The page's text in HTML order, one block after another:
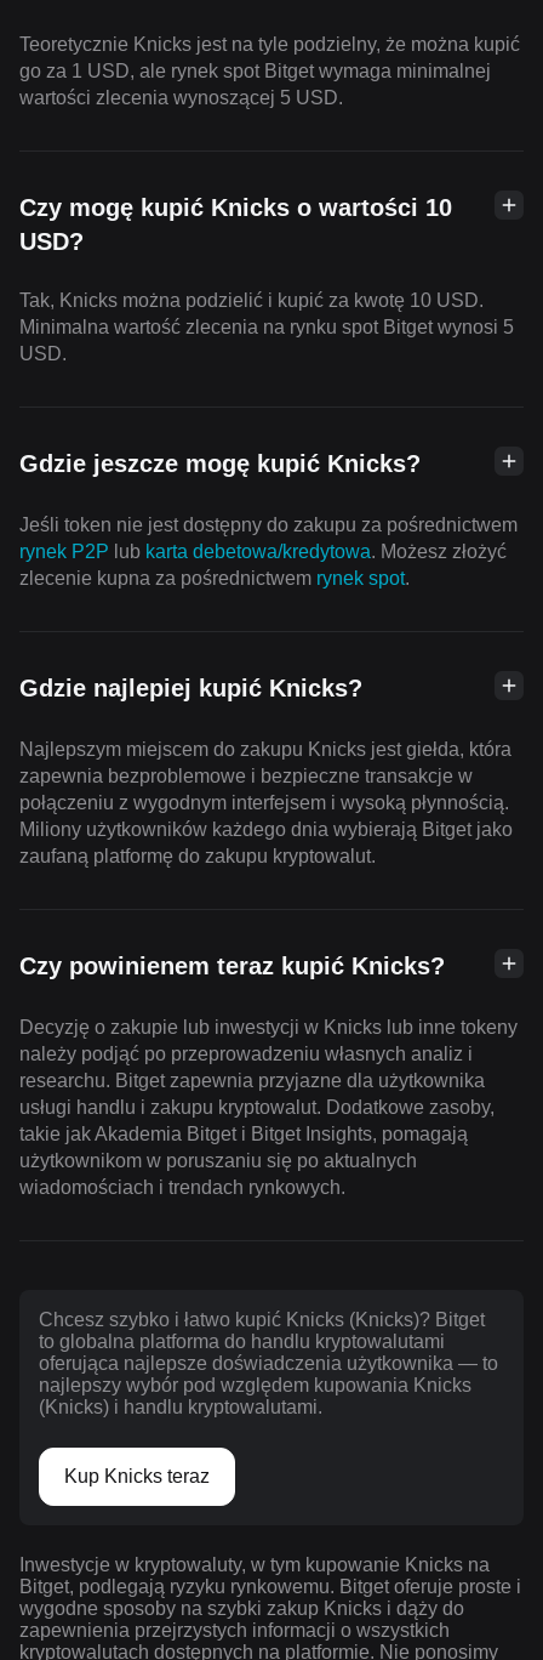
Teoretycznie Knicks jest na tyle podzielny, że można kupić
go za 1 USD, ale rynek spot Bitget wymaga minimalnej
wartości zlecenia wynoszącej 5 USD.
Czy mogę kupić Knicks o wartości 10
USD?
Tak, Knicks można podzielić i kupić za kwotę 10 USD.
Minimalna wartość zlecenia na rynku spot Bitget wynosi 5
USD.
Gdzie jeszcze mogę kupić Knicks?
Jeśli token nie jest dostępny do zakupu za pośrednictwem
rynek P2P lub karta debetowa/kredytowa. Możesz złożyć
zlecenie kupna za pośrednictwem rynek spot.
Gdzie najlepiej kupić Knicks?
Najlepszym miejscem do zakupu Knicks jest giełda, która
zapewnia bezproblemowe i bezpieczne transakcje w
połączeniu z wygodnym interfejsem i wysoką płynnością.
Miliony użytkowników każdego dnia wybierają Bitget jako
zaufaną platformę do zakupu kryptowalut.
Czy powinienem teraz kupić Knicks?
Decyzję o zakupie lub inwestycji w Knicks lub inne tokeny
należy podjąć po przeprowadzeniu własnych analiz i
researchu. Bitget zapewnia przyjazne dla użytkownika
usługi handlu i zakupu kryptowalut. Dodatkowe zasoby,
takie jak Akademia Bitget i Bitget Insights, pomagają
użytkownikom w poruszaniu się po aktualnych
wiadomościach i trendach rynkowych.
Chcesz szybko i łatwo kupić Knicks (Knicks)? Bitget
to globalna platforma do handlu kryptowalutami
oferująca najlepsze doświadczenia użytkownika — to
najlepszy wybór pod względem kupowania Knicks
(Knicks) i handlu kryptowalutami.
Kup Knicks teraz
Inwestycje w kryptowaluty, w tym kupowanie Knicks na
Bitget, podlegają ryzyku rynkowemu. Bitget oferuje proste i
wygodne sposoby na szybki zakup Knicks i dąży do
zapewnienia przejrzystych informacji o wszystkich
kryptowalutach dostępnych na platformie. Nie ponosimy